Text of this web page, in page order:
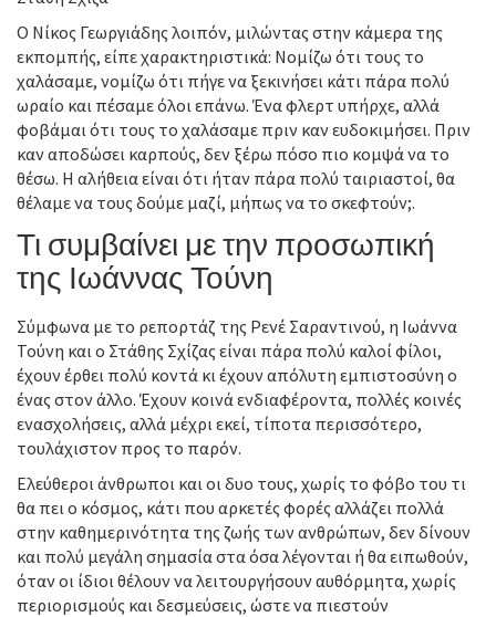
Ο Νίκος Γεωργιάδης λοιπόν, μιλώντας στην κάμερα της
εκπομπής, είπε χαρακτηριστικά: Νομίζω ότι τους το
χαλάσαμε, νομίζω ότι πήγε να ξεκινήσει κάτι πάρα πολύ
ωραίο και πέσαμε όλοι επάνω. Ένα φλερτ υπήρχε, αλλά
φοβάμαι ότι τους το χαλάσαμε πριν καν ευδοκιμήσει. Πριν
καν αποδώσει καρπούς, δεν ξέρω πόσο πιο κομψά να το
θέσω. Η αλήθεια είναι ότι ήταν πάρα πολύ ταιριαστοί, θα
θέλαμε να τους δούμε μαζί, μήπως να το σκεφτούν;.
Τι συμβαίνει με την προσωπική
της Ιωάννας Τούνη
Σύμφωνα με το ρεπορτάζ της Ρενέ Σαραντινού, η Ιωάννα
Τούνη και ο Στάθης Σχίζας είναι πάρα πολύ καλοί φίλοι,
έχουν έρθει πολύ κοντά κι έχουν απόλυτη εμπιστοσύνη ο
ένας στον άλλο. Έχουν κοινά ενδιαφέροντα, πολλές κοινές
ενασχολήσεις, αλλά μέχρι εκεί, τίποτα περισσότερο,
τουλάχιστον προς το παρόν.
Ελεύθεροι άνθρωποι και οι δυο τους, χωρίς το φόβο του τι
θα πει ο κόσμος, κάτι που αρκετές φορές αλλάζει πολλά
στην καθημερινότητα της ζωής των ανθρώπων, δεν δίνουν
και πολύ μεγάλη σημασία στα όσα λέγονται ή θα ειπωθούν,
όταν οι ίδιοι θέλουν να λειτουργήσουν αυθόρμητα, χωρίς
περιορισμούς και δεσμεύσεις, ώστε να πιεστούν